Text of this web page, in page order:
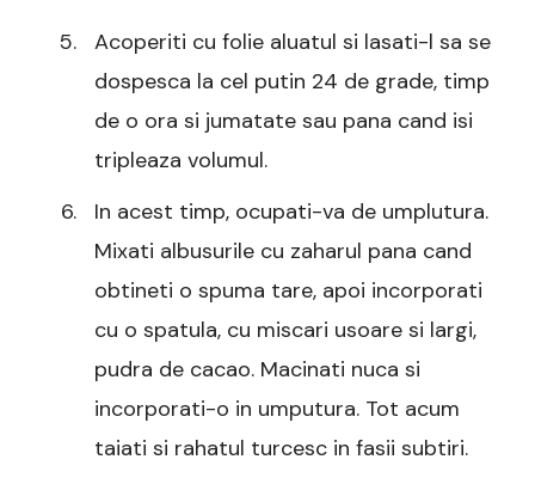
Acoperiti cu folie aluatul si lasati-l sa se
dospesca la cel putin 24 de grade, timp
de o ora si jumatate sau pana cand isi
tripleaza volumul.
In acest timp, ocupati-va de umplutura.
Mixati albusurile cu zaharul pana cand
obtineti o spuma tare, apoi incorporati
cu o spatula, cu miscari usoare si largi,
pudra de cacao. Macinati nuca si
incorporati-o in umputura. Tot acum
taiati si rahatul turcesc in fasii subtiri.